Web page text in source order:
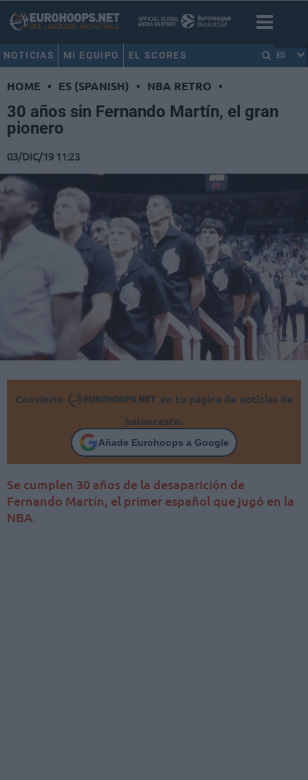
NOTICIAS MI EQUIPO EL SCORES ES
HOME • ES (SPANISH) • NBA RETRO •
30 años sin Fernando Martín, el gran
pionero
03/DIC/19 11:23
Convierte
en tu página de noticias de
baloncesto.
Añade Eurohoops a Google
Se cumplen 30 años de la desaparición de
Fernando Martín, el primer español que jugó en la
NBA.